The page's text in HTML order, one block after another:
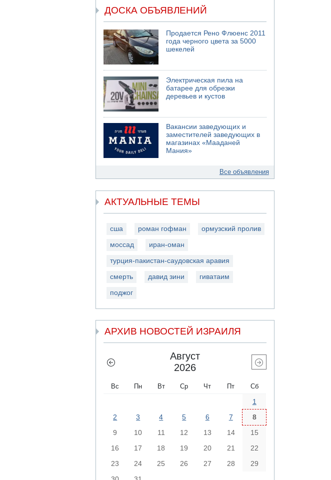
ДОСКА ОБЪЯВЛЕНИЙ
Продается Рено Флюенс 2011
года черного цвета за 5000
шекелей
Электрическая пила на
батарее для обрезки
деревьев и кустов
Вакансии заведующих и
заместителей заведующих в
магазинах «Мааданей
Мания»
Все объявления
АКТУАЛЬНЫЕ ТЕМЫ
сша роман гофман ормузский пролив
моссад иран-оман
турция-пакистан-саудовская аравия
смерть давид зини гиватаим
поджог
АРХИВ НОВОСТЕЙ ИЗРАИЛЯ
Август
2026
Вс Пн Вт Ср Чт Пт Сб
1
2
3 4 5 6 7
8
9
10 11 12 13 14
15
16
17 18 19 20 21
22
23
24 25 26 27 28
29